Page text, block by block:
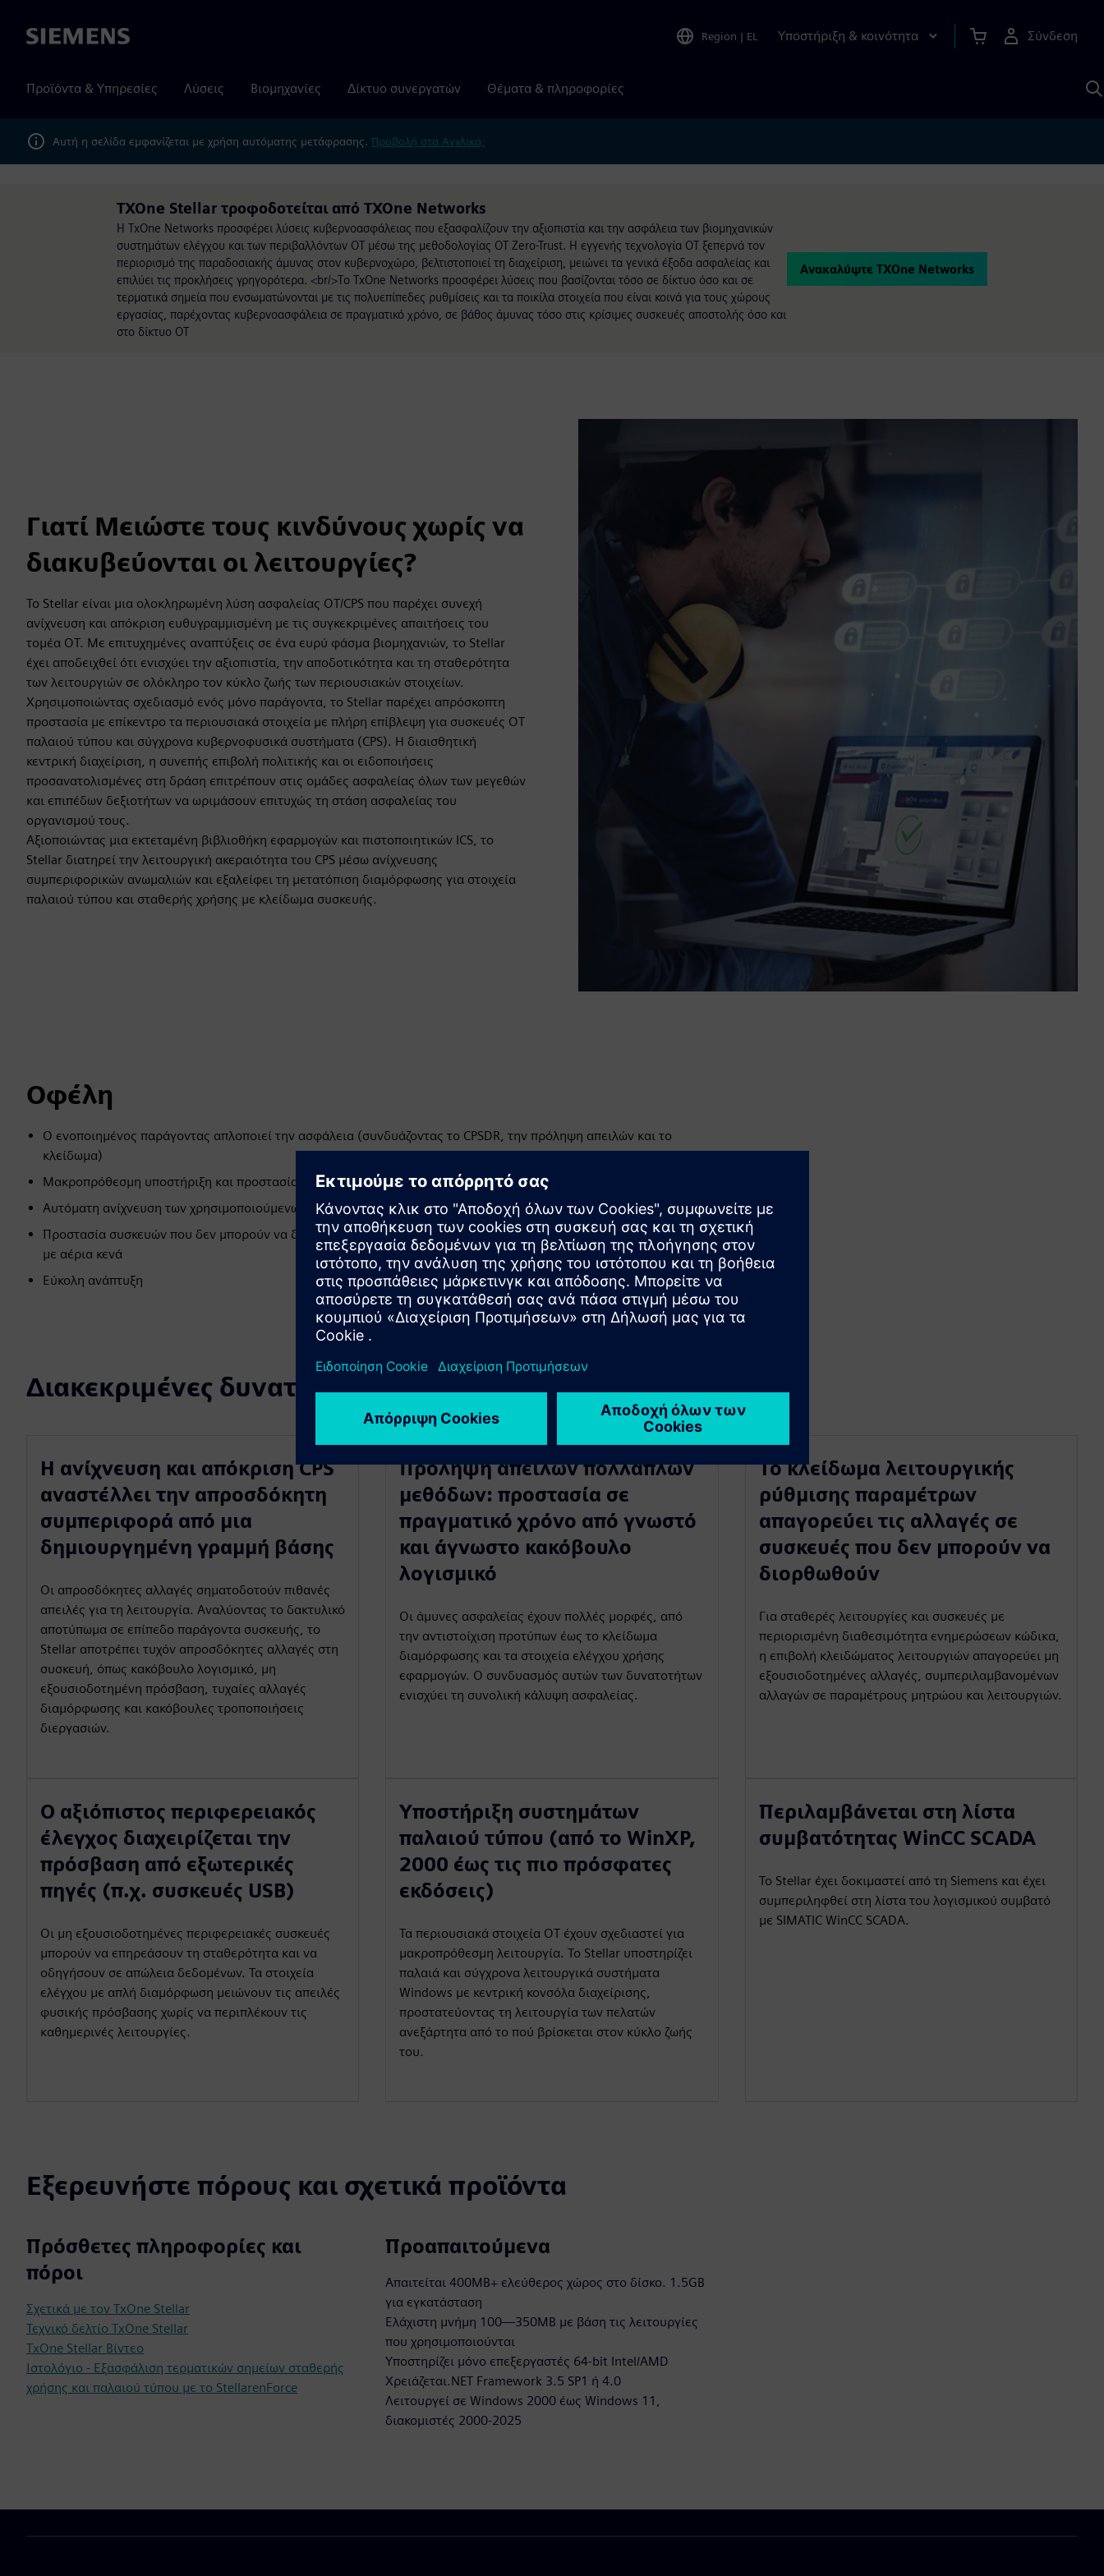
Siemens Region | EL Υποστήριξη & κοινότητα Σύνδεση
Προϊόντα & Υπηρεσίες Λύσεις Βιομηχανίες Δίκτυο συνεργατών Θέματα & πληροφορίες
Αυτή η σελίδα εμφανίζεται με χρήση αυτόματης μετάφρασης. Προβολή στα Αγγλικά;
TXOne Stellar τροφοδοτείται από TXOne Networks
Η TxOne Networks προσφέρει λύσεις κυβερνοασφάλειας που εξασφαλίζουν την αξιοπιστία και την ασφάλεια των βιομηχανικών
συστημάτων ελέγχου και των περιβαλλόντων OT μέσω της μεθοδολογίας OT Zero-Trust. Η εγγενής τεχνολογία OT ξεπερνά τον
περιορισμό της παραδοσιακής άμυνας στον κυβερνοχώρο, βελτιστοποιεί τη διαχείριση, μειώνει τα γενικά έξοδα ασφαλείας και
επιλύει τις προκλήσεις γρηγορότερα. <br/>Το TxOne Networks προσφέρει λύσεις που βασίζονται τόσο σε δίκτυο όσο και σε
τερματικά σημεία που ενσωματώνονται με τις πολυεπίπεδες ρυθμίσεις και τα ποικίλα στοιχεία που είναι κοινά για τους χώρους
εργασίας, παρέχοντας κυβερνοασφάλεια σε πραγματικό χρόνο, σε βάθος άμυνας τόσο στις κρίσιμες συσκευές αποστολής όσο και
στο δίκτυο OT
Ανακαλύψτε TXOne Networks
Γιατί Μειώστε τους κινδύνους χωρίς να
διακυβεύονται οι λειτουργίες?
Το Stellar είναι μια ολοκληρωμένη λύση ασφαλείας OT/CPS που παρέχει συνεχή
ανίχνευση και απόκριση ευθυγραμμισμένη με τις συγκεκριμένες απαιτήσεις του
τομέα OT. Με επιτυχημένες αναπτύξεις σε ένα ευρύ φάσμα βιομηχανιών, το Stellar
έχει αποδειχθεί ότι ενισχύει την αξιοπιστία, την αποδοτικότητα και τη σταθερότητα
των λειτουργιών σε ολόκληρο τον κύκλο ζωής των περιουσιακών στοιχείων.
Χρησιμοποιώντας σχεδιασμό ενός μόνο παράγοντα, το Stellar παρέχει απρόσκοπτη
προστασία με επίκεντρο τα περιουσιακά στοιχεία με πλήρη επίβλεψη για συσκευές OT
παλαιού τύπου και σύγχρονα κυβερνοφυσικά συστήματα (CPS). Η διαισθητική
κεντρική διαχείριση, η συνεπής επιβολή πολιτικής και οι ειδοποιήσεις
προσανατολισμένες στη δράση επιτρέπουν στις ομάδες ασφαλείας όλων των μεγεθών
και επιπέδων δεξιοτήτων να ωριμάσουν επιτυχώς τη στάση ασφαλείας του
οργανισμού τους.
Αξιοποιώντας μια εκτεταμένη βιβλιοθήκη εφαρμογών και πιστοποιητικών ICS, το
Stellar διατηρεί την λειτουργική ακεραιότητα του CPS μέσω ανίχνευσης
συμπεριφορικών ανωμαλιών και εξαλείφει τη μετατόπιση διαμόρφωσης για στοιχεία
παλαιού τύπου και σταθερής χρήσης με κλείδωμα συσκευής.
Οφέλη
Ο ενοποιημένος παράγοντας απλοποιεί την ασφάλεια (συνδυάζοντας το CPSDR, την πρόληψη απειλών και το
κλείδωμα)
Μακροπρόθεσμη υποστήριξη και προστασία λειτουργικού συστήματος (από WinXP/Win2000 σε νεότερες εκδόσεις)
Αυτόματη ανίχνευση των χρησιμοποιούμενων εφαρμογών OT και αυτόματη δημιουργία κανόνων
Προστασία συσκευών που δεν μπορούν να διορθωθούν, όπως συστήματα παλαιού τύπου και περιουσιακά στοιχεία
με αέρια κενά
Εύκολη ανάπτυξη
Διακεκριμένες δυνατότητες
Η ανίχνευση και απόκριση CPS
αναστέλλει την απροσδόκητη
συμπεριφορά από μια
δημιουργημένη γραμμή βάσης
Οι απροσδόκητες αλλαγές σηματοδοτούν πιθανές
απειλές για τη λειτουργία. Αναλύοντας το δακτυλικό
αποτύπωμα σε επίπεδο παράγοντα συσκευής, το
Stellar αποτρέπει τυχόν απροσδόκητες αλλαγές στη
συσκευή, όπως κακόβουλο λογισμικό, μη
εξουσιοδοτημένη πρόσβαση, τυχαίες αλλαγές
διαμόρφωσης και κακόβουλες τροποποιήσεις
διεργασιών.
Πρόληψη απειλών πολλαπλών
μεθόδων: προστασία σε
πραγματικό χρόνο από γνωστό
και άγνωστο κακόβουλο
λογισμικό
Οι άμυνες ασφαλείας έχουν πολλές μορφές, από
την αντιστοίχιση προτύπων έως το κλείδωμα
διαμόρφωσης και τα στοιχεία ελέγχου χρήσης
εφαρμογών. Ο συνδυασμός αυτών των δυνατοτήτων
ενισχύει τη συνολική κάλυψη ασφαλείας.
Το κλείδωμα λειτουργικής
ρύθμισης παραμέτρων
απαγορεύει τις αλλαγές σε
συσκευές που δεν μπορούν να
διορθωθούν
Για σταθερές λειτουργίες και συσκευές με
περιορισμένη διαθεσιμότητα ενημερώσεων κώδικα,
η επιβολή κλειδώματος λειτουργιών απαγορεύει μη
εξουσιοδοτημένες αλλαγές, συμπεριλαμβανομένων
αλλαγών σε παραμέτρους μητρώου και λειτουργιών.
Ο αξιόπιστος περιφερειακός
έλεγχος διαχειρίζεται την
πρόσβαση από εξωτερικές
πηγές (π.χ. συσκευές USB)
Οι μη εξουσιοδοτημένες περιφερειακές συσκευές
μπορούν να επηρεάσουν τη σταθερότητα και να
οδηγήσουν σε απώλεια δεδομένων. Τα στοιχεία
ελέγχου με απλή διαμόρφωση μειώνουν τις απειλές
φυσικής πρόσβασης χωρίς να περιπλέκουν τις
καθημερινές λειτουργίες.
Υποστήριξη συστημάτων
παλαιού τύπου (από το WinXP,
2000 έως τις πιο πρόσφατες
εκδόσεις)
Τα περιουσιακά στοιχεία OT έχουν σχεδιαστεί για
μακροπρόθεσμη λειτουργία. Το Stellar υποστηρίζει
παλαιά και σύγχρονα λειτουργικά συστήματα
Windows με κεντρική κονσόλα διαχείρισης,
προστατεύοντας τη λειτουργία των πελατών
ανεξάρτητα από το πού βρίσκεται στον κύκλο ζωής
του.
Περιλαμβάνεται στη λίστα
συμβατότητας WinCC SCADA
Το Stellar έχει δοκιμαστεί από τη Siemens και έχει
συμπεριληφθεί στη λίστα του λογισμικού συμβατό
με SIMATIC WinCC SCADA.
Εξερευνήστε πόρους και σχετικά προϊόντα
Πρόσθετες πληροφορίες και
πόροι
Σχετικά με τον TxOne Stellar
Τεχνικό δελτίο TxOne Stellar
TxOne Stellar Βίντεο
Ιστολόγιο - Εξασφάλιση τερματικών σημείων σταθερής
χρήσης και παλαιού τύπου με το StellarenForce
Προαπαιτούμενα
Απαιτείται 400MB+ ελεύθερος χώρος στο δίσκο. 1.5GB
για εγκατάσταση
Ελάχιστη μνήμη 100—350MB με βάση τις λειτουργίες
που χρησιμοποιούνται
Υποστηρίζει μόνο επεξεργαστές 64-bit Intel/AMD
Χρειάζεται.NET Framework 3.5 SP1 ή 4.0
Λειτουργεί σε Windows 2000 έως Windows 11,
διακομιστές 2000-2025